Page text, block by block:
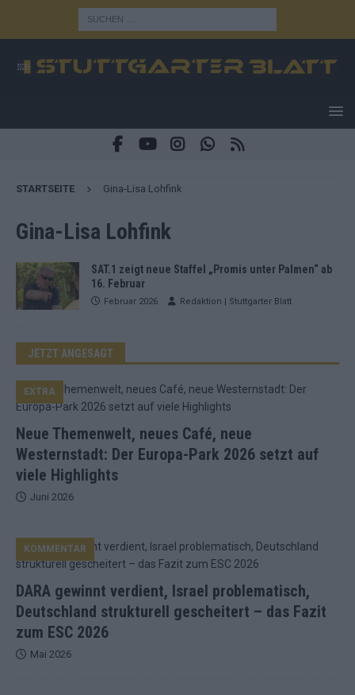
STARTSEITE Gina-Lisa Lohfink
Gina-Lisa Lohfink
SAT.1 zeigt neue Staffel „Promis unter Palmen“ ab
16. Februar
Februar 2026 Redaktion | Stuttgarter Blatt
JETZT ANGESAGT
Neue Themenwelt, neues Café, neue
Westernstadt: Der Europa-Park 2026 setzt auf
viele Highlights
EXTRA
Juni 2026
DARA gewinnt verdient, Israel problematisch,
Deutschland strukturell gescheitert – das Fazit
zum ESC 2026
KOMMENTAR
Mai 2026